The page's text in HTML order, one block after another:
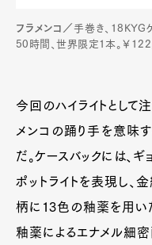
フラメンコ／ 手巻き、18KYG
50時間、世界限定1本。￥
今回のハイライトとして
メンコの踊り手を意味
だ。ケースバックには、
ポットライトを表現し、
柄に13色の釉薬を用い
釉薬によるエナメル細